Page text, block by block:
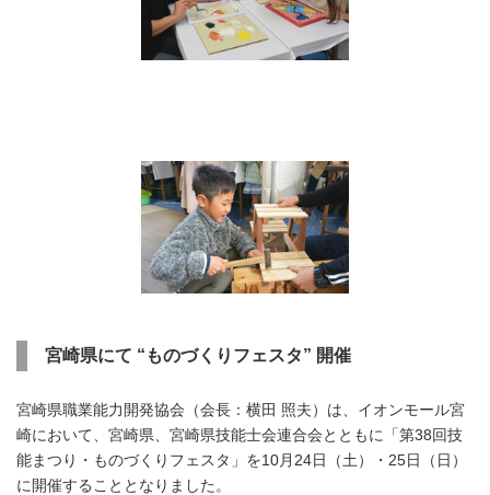
宮崎県にて “ものづくりフェスタ” 開催
宮崎県職業能力開発協会（会長：横田 照夫）は、イオンモール宮
崎において、宮崎県、宮崎県技能士会連合会とともに「第38回技
能まつり・ものづくりフェスタ」を10月24日（土）・25日（日）
に開催することとなりました。